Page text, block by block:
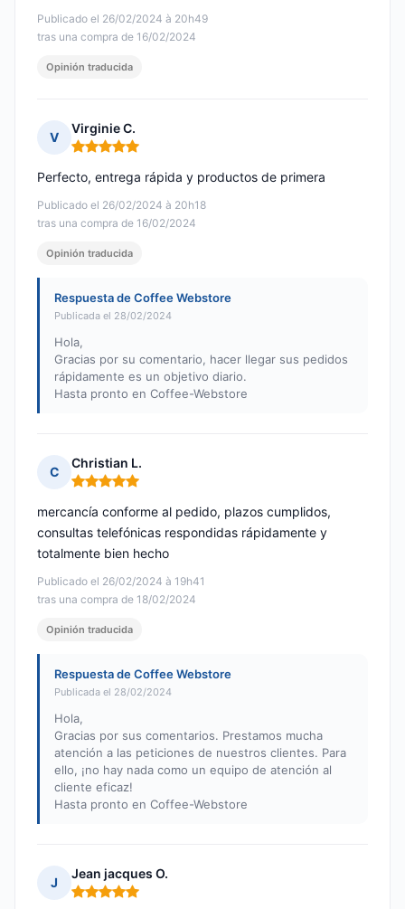
Publicado el 26/02/2024 à 20h49
tras una compra de 16/02/2024
Opinión traducida
V
Virginie C.
Nota: 5 de 5
Publicado el 26/02/2024 à 20h18
tras una compra de 16/02/2024
Perfecto, entrega rápida y productos de primera
Opinión traducida
Respuesta de Coffee Webstore
Publicada el 28/02/2024
Hola,
Gracias por su comentario, hacer llegar sus pedidos
rápidamente es un objetivo diario.
Hasta pronto en Coffee-Webstore
C
Christian L.
Nota: 5 de 5
Publicado el 26/02/2024 à 19h41
tras una compra de 18/02/2024
mercancía conforme al pedido, plazos cumplidos,
consultas telefónicas respondidas rápidamente y
totalmente bien hecho
Opinión traducida
Respuesta de Coffee Webstore
Publicada el 28/02/2024
Hola,
Gracias por sus comentarios. Prestamos mucha
atención a las peticiones de nuestros clientes. Para
ello, ¡no hay nada como un equipo de atención al
cliente eficaz!
Hasta pronto en Coffee-Webstore
J
Jean jacques O.
Nota: 5 de 5